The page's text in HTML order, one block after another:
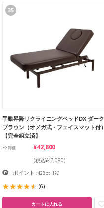
35
手動昇降リクライニングベッドDX ダーク
ブラウン（オメガ式・フェイスマット付）
【完全組立済】
EG卸価 ¥42,800
(税込¥47,080)
ポイント : 428pt (1%)
(6)
カートに入れる